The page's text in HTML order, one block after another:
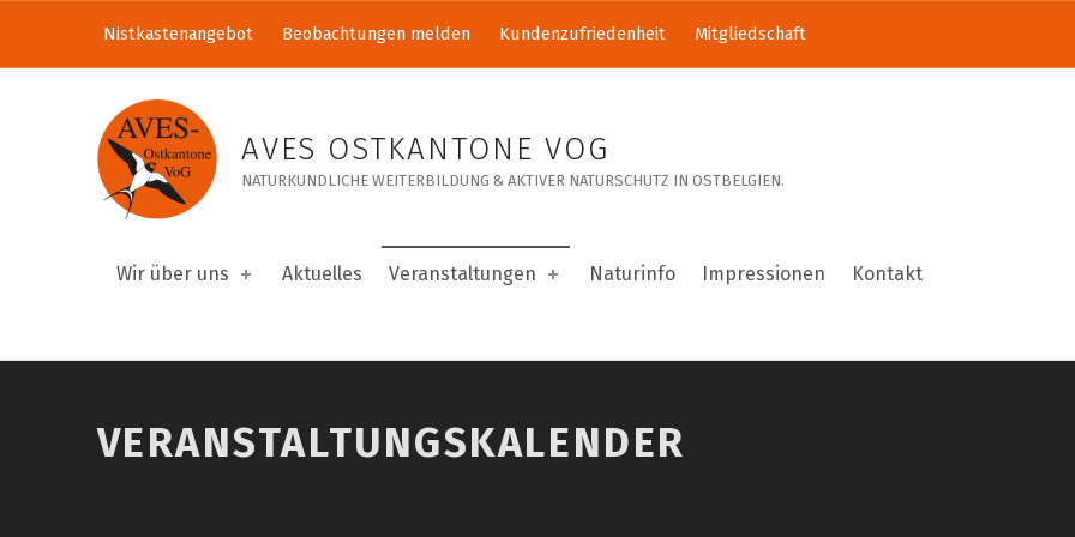
Veranstaltungskalender – AVES Ostkantone VoG
AVES OSTKANTONE VOG
NATURKUNDLICHE WEITERBILDUNG & AKTIVER NATURSCHUTZ IN OSTBELGIEN.
Wir über uns Aktuelles Veranstaltungen Naturinfo Impressionen Kontakt
Nistkastenangebot Beobachtungen melden Kundenzufriedenheit Mitgliedschaft
VERANSTALTUNGSKALENDER